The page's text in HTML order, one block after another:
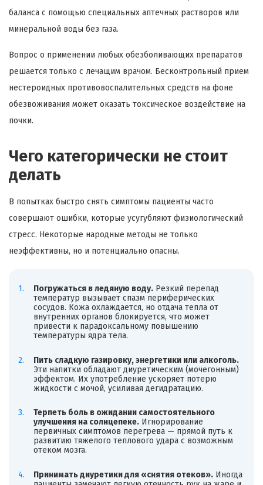
баланса с помощью специальных аптечных растворов или
минеральной воды без газа.
Вопрос о применении любых обезболивающих препаратов
решается только с лечащим врачом. Бесконтрольный прием
нестероидных противовоспалительных средств на фоне
обезвоживания может оказать токсическое воздействие на
почки.
Чего категорически не стоит
делать
В попытках быстро снять симптомы пациенты часто
совершают ошибки, которые усугубляют физиологический
стресс. Некоторые народные методы не только
неэффективны, но и потенциально опасны.
Погружаться в ледяную воду.Резкий перепад
температур вызывает спазм периферических
сосудов. Кожа охлаждается, но отдача тепла от
внутренних органов блокируется, что может
привести к парадоксальному повышению
температуры ядра тела.
Пить сладкую газировку, энергетики или алкоголь.
Эти напитки обладают диуретическим (мочегонным)
эффектом. Их употребление ускоряет потерю
жидкости с мочой, усиливая дегидратацию.
Терпеть боль в ожидании самостоятельного
улучшения на солнцепеке.Игнорирование
первичных симптомов перегрева — прямой путь к
развитию тяжелого теплового удара с возможным
отеком мозга.
Принимать диуретики для «снятия отеков».Иногда